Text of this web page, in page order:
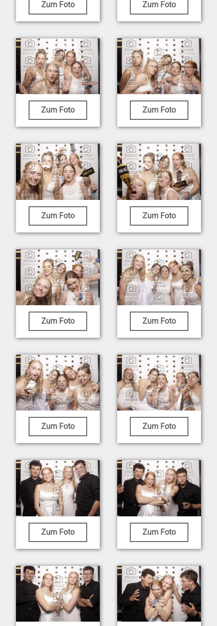
Zum Foto Zum Foto
Zum Foto Zum Foto
Zum Foto Zum Foto
Zum Foto Zum Foto
Zum Foto Zum Foto
Zum Foto Zum Foto